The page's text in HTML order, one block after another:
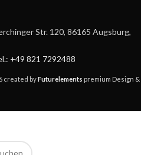
Str. 120, 86165 Augsburg,
+49 821 7292488
created byFuturelements premium Design